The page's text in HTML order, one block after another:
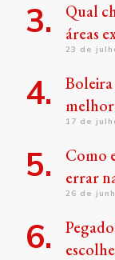
Qual
áreas
23 de
melhor
17 de
Como
errar
26 de